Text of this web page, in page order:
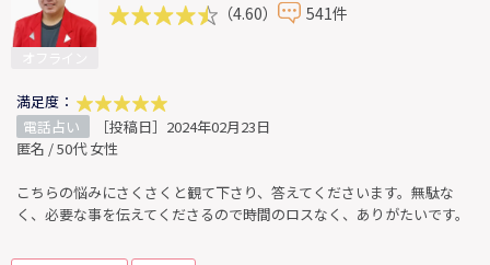
（4.60） 541件
満足度：
電話占い
［投稿日］2024年02月23日
匿名 / 50代 女性
こちらの悩みにさくさくと観て下さり、答えてくださいます。無駄な
く、必要な事を伝えてくださるので時間のロスなく、ありがたいです。